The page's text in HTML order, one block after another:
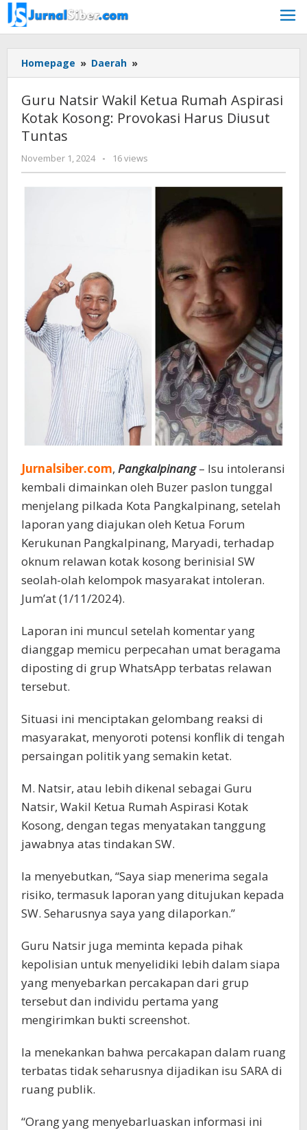
Skip
to
content
Homepage » Daerah »
Natsir
Ketua
Rumah
Kosong:
Provokasi
Tuntas
Guru Natsir Wakil Ketua Rumah Aspirasi
Kotak Kosong: Provokasi Harus Diusut
Tuntas
November 1, 2024
by
Jurnalsiber
- 16 views
Jurnalsiber.com, Pangkalpinang– Isu intoleransi
kembali dimainkan oleh Buzer paslon tunggal
menjelang pilkada Kota Pangkalpinang, setelah
laporan yang diajukan oleh Ketua Forum
Kerukunan Pangkalpinang, Maryadi, terhadap
oknum relawan kotak kosong berinisial SW
seolah-olah kelompok masyarakat intoleran.
Jum’at (1/11/2024).
Laporan ini muncul setelah komentar yang
dianggap memicu perpecahan umat beragama
diposting di grup WhatsApp terbatas relawan
tersebut.
Situasi ini menciptakan gelombang reaksi di
masyarakat, menyoroti potensi konflik di tengah
persaingan politik yang semakin ketat.
M. Natsir, atau lebih dikenal sebagai Guru
Natsir, Wakil Ketua Rumah Aspirasi Kotak
Kosong, dengan tegas menyatakan tanggung
jawabnya atas tindakan SW.
Ia menyebutkan, “Saya siap menerima segala
risiko, termasuk laporan yang ditujukan kepada
SW. Seharusnya saya yang dilaporkan.”
Guru Natsir juga meminta kepada pihak
kepolisian untuk menyelidiki lebih dalam siapa
yang menyebarkan percakapan dari grup
tersebut dan individu pertama yang
mengirimkan bukti screenshot.
Ia menekankan bahwa percakapan dalam ruang
terbatas tidak seharusnya dijadikan isu SARA di
ruang publik.
“Orang yang menyebarluaskan informasi ini